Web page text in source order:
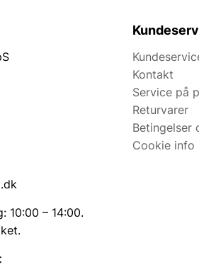
10:00 – 14:00.
Kontakt
Service på
Returvarer
Betingelser
Cookie info